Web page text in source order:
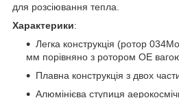
для розсіювання тепла.
Характерики:
Легка конструкція (ротор
мм порівняно з ротором OE
Плавна конструкція з двох
Алюмінієва ступиця